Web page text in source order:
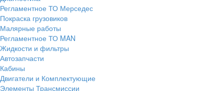
Регламентное ТО Мерседес
Покраска грузовиков
Малярные работы
Регламентное ТО MAN
Жидкости и фильтры
Автозапчасти
Кабины
Двигатели и Комплектующие
Элементы Трансмиссии